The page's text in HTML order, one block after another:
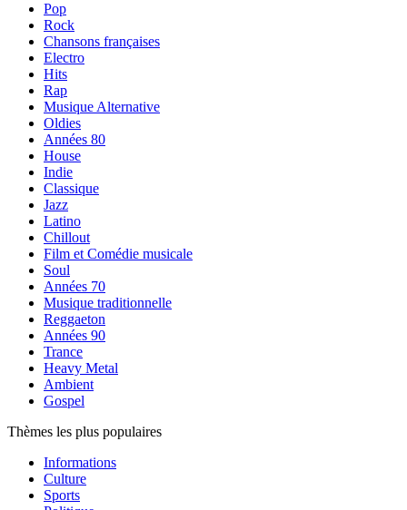
Pop
Rock
Chansons françaises
Electro
Hits
Rap
Musique Alternative
Oldies
Années 80
House
Indie
Classique
Jazz
Latino
Chillout
Film et Comédie musicale
Soul
Années 70
Musique traditionnelle
Reggaeton
Années 90
Trance
Heavy Metal
Ambient
Gospel
Thèmes les plus populaires
Informations
Culture
Sports